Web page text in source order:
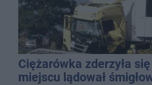
Ciężarówka zderzyła
miejscu lądował